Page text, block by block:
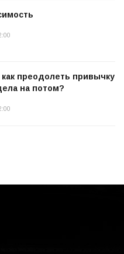
преодолеть привычку
на потом?